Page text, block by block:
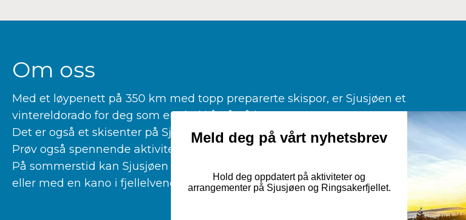
Om oss
Med et løypenett på 350 km med topp preparerte skispor, er Sjusjøen et
vintereldorado for deg som er glad i å gå på langrenn.
Det er også et skisenter på Sjusjøen for deg som er glad i alpint.
Prøv også spennende aktiviteter som kiting, hundekjøring og kanefart!
På sommerstid kan Sjusjøen by på fantastiske turmuligheter til fots, på sykkelsetet
eller med en kano i fjellelvene våre.
Meld deg på vårt nyhetsbrev
Hold deg oppdatert på aktiviteter og
arrangementer på Sjusjøen og Ringsakerfjellet.